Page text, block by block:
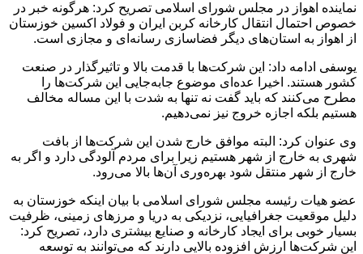
نماینده اهواز در مجلس شورای اسلامی تصریح کرد: هرگونه خبر در
خصوص احتمال انتقال کارخانه کربن ایران و فولاد اکسین خوزستان
از اهواز به استان‌های دیگر فضاسازی رسانه‌ای و مجازی است.
یوسفی ادامه داد: این شرکت‌ها با قدمت بالا و تاثیرگذار در صنعت
کشور هستند. اخیرا عده‌ای موضوع جابه‌جایی این شرکت‌ها را
مطرح می‌کنند که باید گفت نه تنها به شدت با این مساله مخالف
هستیم بلکه اجازه خروج نیز نمی‌دهیم.
وی عنوان کرد: البته موافق خارج شدن این شرکت‌ها از بافت
شهری به خارج از شهر هستیم زیرا برای مردم آلودگی دارد و اگر به
خارج از شهر منتقل شود بهره‌وری آن‌ها بالا می‌رود.
عضو هیات رئیسه مجلس شورای اسلامی با بیان اینکه خوزستان به
دلیل موقعیت جغرافیایی، نزدیکی به دریا و مرزهای زمینی، ظرفیت
بسیار خوبی برای ایجاد کارخانه و صنایع بیشتری دارد، تصریح کرد:
این شرکت‌ها ارزش افزوده بالایی دارند که می‌توانند به توسعه